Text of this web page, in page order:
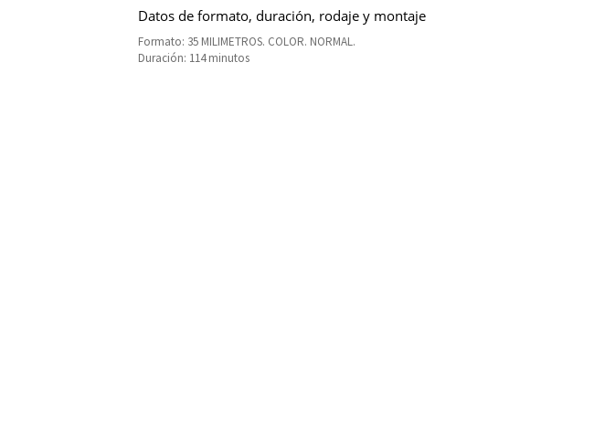
Datos de formato, duración, rodaje y montaje
Formato: 35 MILIMETROS. COLOR. NORMAL.
Duración: 114 minutos